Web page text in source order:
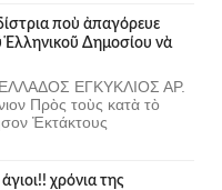
ποὺ ἀπαγόρευε
Δημοσίου νὰ
ΕΓΚΥΚΛΙΟΣ ΑΡ.
Πρὸς τοὺς κατὰ τὸ
Ἐκτάκτους
χρόνια της